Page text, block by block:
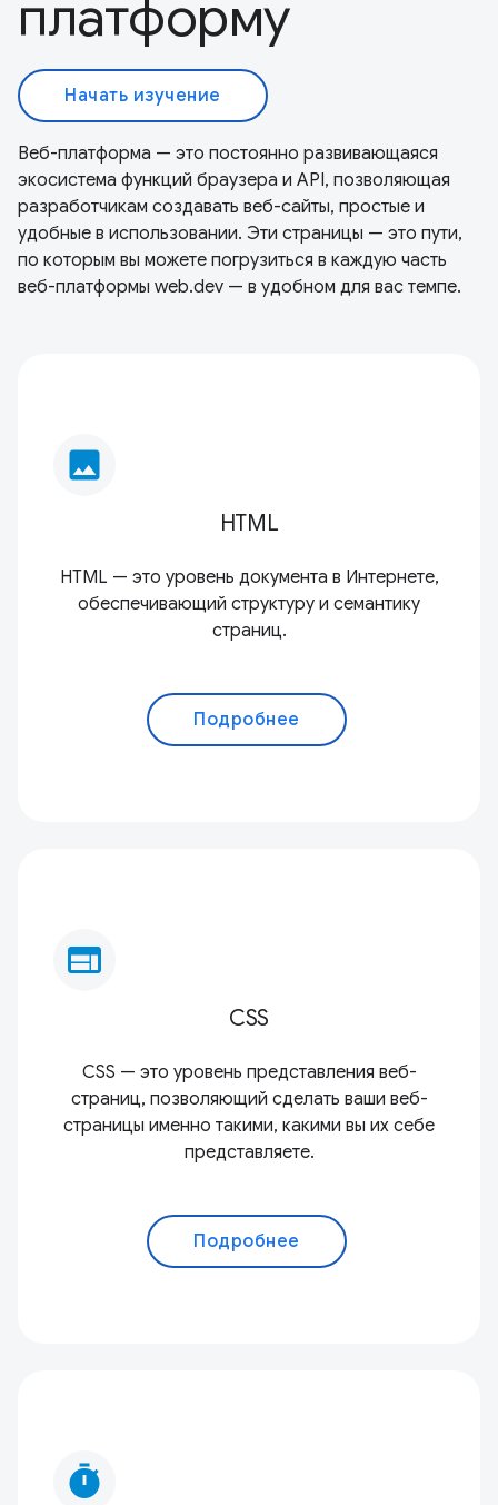
платформу
Начать изучение
Веб-платформа — это постоянно развивающаяся
экосистема функций браузера и API, позволяющая
разработчикам создавать веб-сайты, простые и
удобные в использовании. Эти страницы — это пути,
по которым вы можете погрузиться в каждую часть
веб-платформы web.dev — в удобном для вас темпе.
image
HTML
HTML — это уровень документа в Интернете,
обеспечивающий структуру и семантику
страниц.
Подробнее
web
CSS
CSS — это уровень представления веб-
страниц, позволяющий сделать ваши веб-
страницы именно такими, какими вы их себе
представляете.
Подробнее
timer